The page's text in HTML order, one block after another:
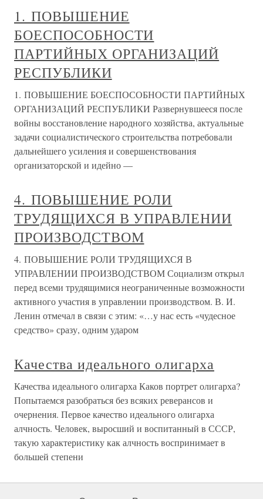
1. ПОВЫШЕНИЕ
БОЕСПОСОБНОСТИ
ПАРТИЙНЫХ ОРГАНИЗАЦИЙ
РЕСПУБЛИКИ
1. ПОВЫШЕНИЕ БОЕСПОСОБНОСТИ ПАРТИЙНЫХ
ОРГАНИЗАЦИЙ РЕСПУБЛИКИ Развернувшееся после
войны восстановление народного хозяйства, актуальные
задачи социалистического строительства потребовали
дальнейшего усиления и совершенствования
организаторской и идейно —
4. ПОВЫШЕНИЕ РОЛИ
ТРУДЯЩИХСЯ В УПРАВЛЕНИИ
ПРОИЗВОДСТВОМ
4. ПОВЫШЕНИЕ РОЛИ ТРУДЯЩИХСЯ В
УПРАВЛЕНИИ ПРОИЗВОДСТВОМ Социализм открыл
перед всеми трудящимися неограниченные возможности
активного участия в управлении производством. В. И.
Ленин отмечал в связи с этим: «…у нас есть «чудесное
средство» сразу, одним ударом
Качества идеального олигарха
Качества идеального олигарха Каков портрет олигарха?
Попытаемся разобраться без всяких реверансов и
очернения. Первое качество идеального олигарха
алчность. Человек, выросший и воспитанный в СССР,
такую характеристику как алчность воспринимает в
большей степени